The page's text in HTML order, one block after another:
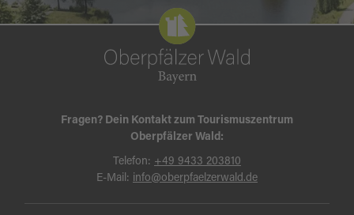
Fragen? Dein Kontakt zum Tourismuszentrum
Oberpfälzer Wald:
Telefon: +49 9433 203810
E-Mail: info@oberpfaelzerwald.de